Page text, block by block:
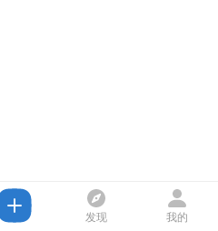
发现 我的